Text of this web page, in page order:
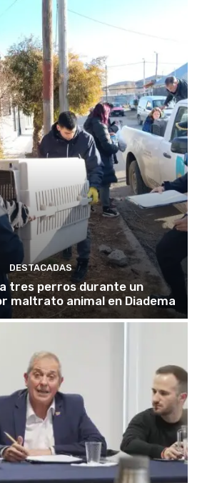
DESTACADAS
tres perros durante un
maltrato animal en Diadema